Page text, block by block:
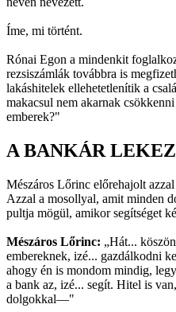
Íme, mi történt.
Rónai Egon a mindenkit
rezsiszámlák továbbra is
lakáshitelek ellehetetlenítik a
makacsul nem akarnak
emberek?"
A BANKÁR
Mészáros Lőrinc előrehajolt
Azzal a mosollyal, amit minden
pultja mögül, amikor segítséget
Mészáros Lőrinc: „Hát...
embereknek, izé... gazdálkodni
ahogy én is mondom mindig,
a bank az, izé... segít. Hitel is
dolgokkal—"